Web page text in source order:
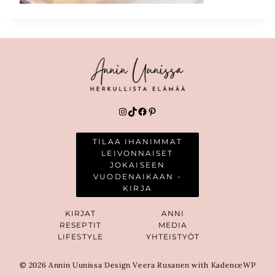
Instagram
TikTok
Facebook
Pinterest
TILAA IHANIMMAT
LEIVONNAISET
JOKAISEEN
VUODENAIKAAN -
KIRJA
KIRJAT
RESEPTIT
LIFESTYLE
ANNI
MEDIA
YHTEISTYÖT
© 2026 Annin Uunissa Design Veera Rusanen with KadenceWP